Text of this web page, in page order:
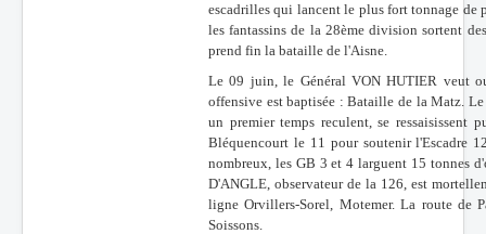
escadrilles qui lancent le plus fort tonnage de
les fantassins de la 28ème division sortent
prend fin la bataille de l'Aisne.
Le 09 juin, le Général VON HUTIER veut
offensive est baptisée : Bataille de la Matz. Le
un premier temps reculent, se
Bléquencourt le 11 pour soutenir l'Escadre
nombreux, les GB 3 et 4 larguent 15 tonnes
D'ANGLE, observateur de la 126, est
ligne Orvillers-Sorel, Motemer. La route de
Soissons.